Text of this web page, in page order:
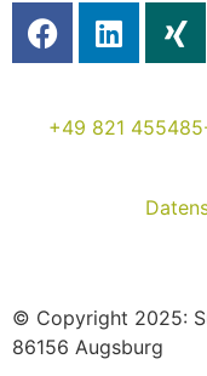
+49 821
© Copyright 2025:
86156 Augsburg